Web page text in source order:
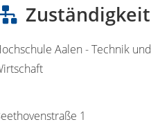
Zuständigkeit
Aalen - Technik und
1